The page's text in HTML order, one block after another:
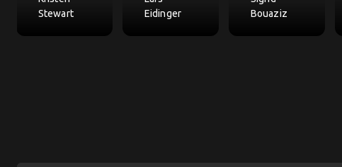
Stewart
Eidinger
Bouaziz